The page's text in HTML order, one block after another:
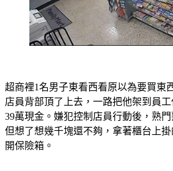
超商裡1名男子東看西看原以為要買東
店員背部頂了上去，一路把他架到員
39萬現金。嫌犯控制店員行動後，熟
但想了想幾千塊還不夠，拿著櫃台上
開保險箱。